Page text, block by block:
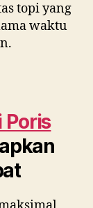
topi yang
waktu
Poris